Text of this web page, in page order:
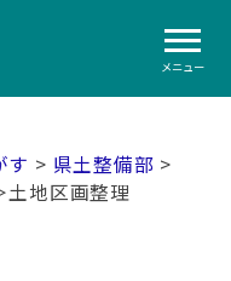
メニュー
す > 県土整備部 >
土地区画整理